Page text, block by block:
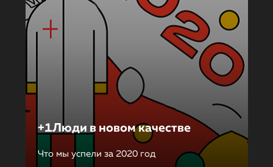
+1Люди в новом качестве
Что мы успели за 2020 год